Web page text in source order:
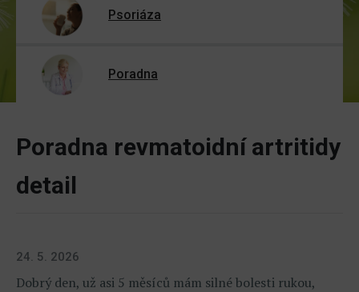
Psoriáza
Poradna
Poradna revmatoidní artritidy
detail
24. 5. 2026
Dobrý den, už asi 5 měsíců mám silné bolesti rukou,